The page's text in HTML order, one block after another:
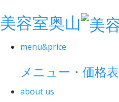
美容室奥山
menu&price
メニュー・価格表
about us